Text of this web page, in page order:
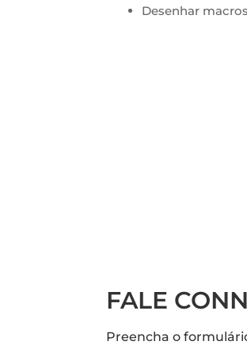
Desenhar
FALE
Preencha o